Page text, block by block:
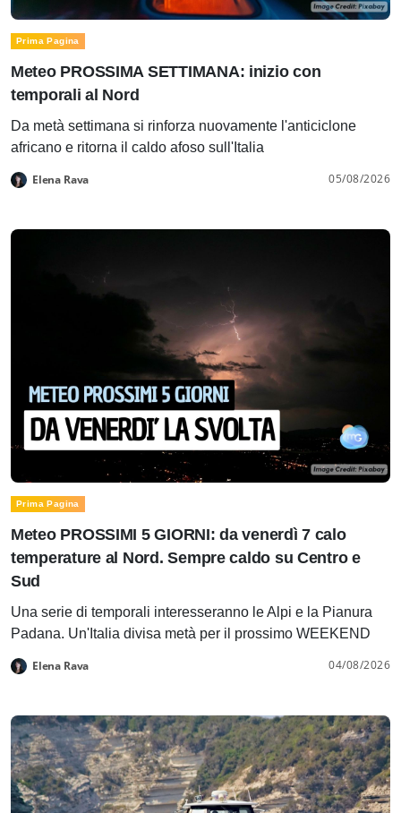
Prima Pagina
Meteo PROSSIMA SETTIMANA: inizio con
temporali al Nord
Da metà settimana si rinforza nuovamente l'anticiclone
africano e ritorna il caldo afoso sull'Italia
Elena Rava 05/08/2026
Prima Pagina
Meteo PROSSIMI 5 GIORNI: da venerdì 7 calo
temperature al Nord. Sempre caldo su Centro e
Sud
Una serie di temporali interesseranno le Alpi e la Pianura
Padana. Un'Italia divisa metà per il prossimo WEEKEND
Elena Rava 04/08/2026